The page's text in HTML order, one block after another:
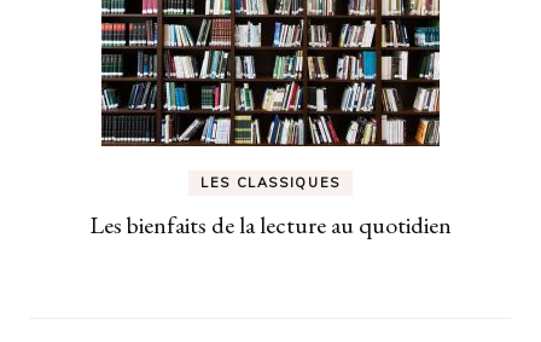
LES CLASSIQUES
Les bienfaits de la lecture au quotidien